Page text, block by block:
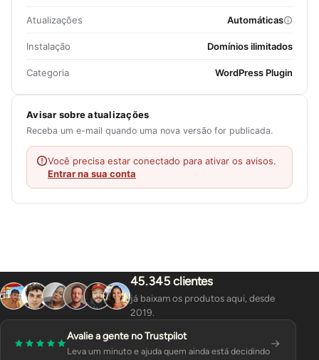
Atualizações Automáticas
Instalação Domínios ilimitados
Categoria WordPress Plugin
Avisar sobre atualizações
Receba um e-mail quando uma nova versão for publicada.
Você precisa estar conectado para ativar os avisos.
Entrar na sua conta
45.345 clientes
já baixam os produtos aqui, desde
2019.
Avalie a gente no Trustpilot
Leva um minuto e ajuda quem ainda está decidindo